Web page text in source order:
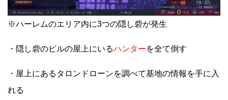
※ハーレムのエリア内に3つの隠し砦が発生
・隠し砦のビルの屋上にいるハンターを全て倒す
・屋上にあるタロンドローンを調べて基地の情報を手に入
れる